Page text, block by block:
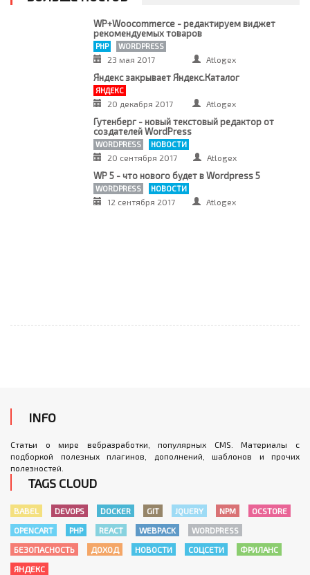
WP+Woocommerce - редактируем виджет
рекомендуемых товаров
PHP WORDPRESS
23 мая 2017 Atlogex
Яндекс закрывает Яндекс.Каталог
ЯНДЕКС
20 декабря 2017 Atlogex
Гутенберг - новый текстовый редактор от
создателей WordPress
WORDPRESS НОВОСТИ
20 сентября 2017 Atlogex
WP 5 - что нового будет в Wordpress 5
WORDPRESS НОВОСТИ
12 сентября 2017 Atlogex
INFO
Статьи о мире вебразработки, популярных CMS. Материалы с
подборкой полезных плагинов, дополнений, шаблонов и прочих
полезностей.
TAGS CLOUD
BABEL DEVOPS DOCKER GIT JQUERY NPM
OCSTORE
OPENCART
PHP REACT WEBPACK
WORDPRESS
БЕЗОПАСНОСТЬ
ДОХОД НОВОСТИ СОЦСЕТИ
ФРИЛАНС
ЯНДЕКС